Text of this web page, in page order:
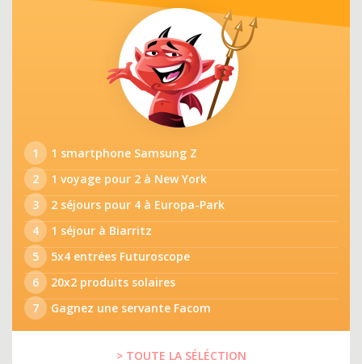
1
1 smartphone Samsung Z
2
1 voyage pour 2 à New York
3
2 séjours pour 4 à Europa-Park
4
1 séjour à Biarritz
5
5x4 entrées Futuroscope
6
20x2 produits solaires
7
Gagnez une servante Facom
> TOUTE LA SÉLÉCTION